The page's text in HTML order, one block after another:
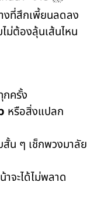
งที่สึกเพี้ยนลดลง
ม่ต้องลุ้นเส้นไหน
กครั้ง
หรือสิ่งแปลก
น ๆ เช็กพวงมาลัย
จะได้ไม่พลาด